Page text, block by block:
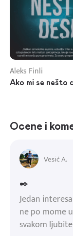
Aleks Finli
Ako mi se nešto
Ocene i
Vesić A.
✒️
Jedan
ne po mome
svakom